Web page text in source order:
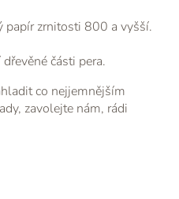
papír zrnitosti 800 a vyšší.
části pera.
co nejjemnějším
zavolejte nám, rádi